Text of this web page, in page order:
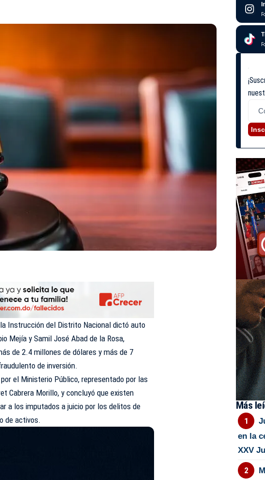
Instrucción del Distrito Nacional dictó auto
Mejía y Samil José Abad de la Rosa,
de 2.4 millones de dólares y más de 7
de inversión.
el Ministerio Público, representado por las
Cabrera Morillo, y concluyó que existen
a los imputados a juicio por los delitos de
de activos.
Más
en la
XXV